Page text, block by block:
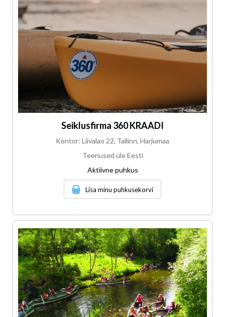
Seiklusfirma 360 KRAADI
Kontor: Liivalao 22, Tallinn, Harjumaa
Teenused üle Eesti
Aktiivne puhkus
Lisa minu puhkusekorvi